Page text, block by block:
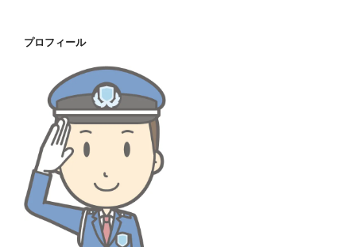
ブ
プロフィール